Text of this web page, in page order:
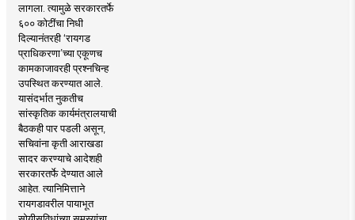
लागला. त्यामुळे सरकारतर्फे
६०० कोटींचा निधी
दिल्यानंतरही ‘रायगड
प्राधिकरणा’च्या एकूणच
कामकाजावरही प्रश्नचिन्ह
उपस्थित करण्यात आले.
यासंदर्भात नुकतीच
सांस्कृतिक कार्यमंत्रालयाची
बैठकही पार पडली असून,
सचिवांना कृती आराखडा
सादर करण्याचे आदेशही
सरकारतर्फे देण्यात आले
आहेत. त्यानिमित्ताने
रायगडावरील पायाभूत